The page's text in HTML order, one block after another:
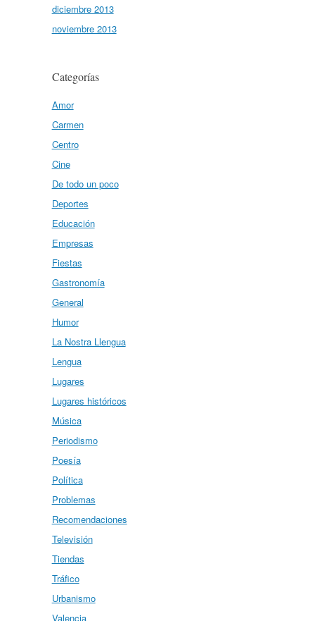
diciembre 2013
noviembre 2013
Categorías
Amor
Carmen
Centro
Cine
De todo un poco
Deportes
Educación
Empresas
Fiestas
Gastronomía
General
Humor
La Nostra Llengua
Lengua
Lugares
Lugares históricos
Música
Periodismo
Poesía
Política
Problemas
Recomendaciones
Televisión
Tiendas
Tráfico
Urbanismo
Valencia